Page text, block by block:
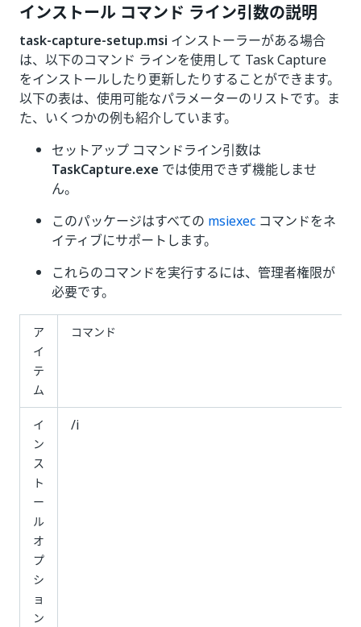
インストール コマンド ライン引数の説明
task-capture-setup.msi インストーラーがある場合
は、以下のコマンド ラインを使用して Task Capture
をインストールしたり更新したりすることができます。
以下の表は、使用可能なパラメーターのリストです。ま
た、いくつかの例も紹介しています。
セットアップ コマンドライン引数は
TaskCapture.exe では使用できず機能しませ
ん。
このパッケージはすべての msiexec コマンドをネ
イティブにサポートします。
これらのコマンドを実行するには、管理者権限が
必要です。
ア
イ
テ
ム
コマンド
イ
ン
ス
ト
ー
ル
オ
プ
シ
ョ
ン
/i